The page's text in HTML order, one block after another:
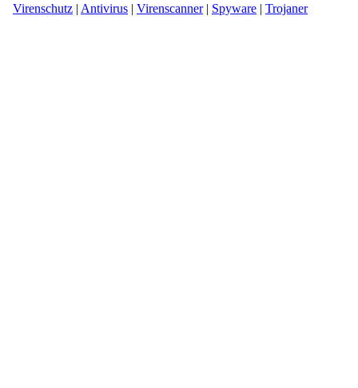
Virenschutz | Antivirus | Virenscanner| Spyware | Trojaner